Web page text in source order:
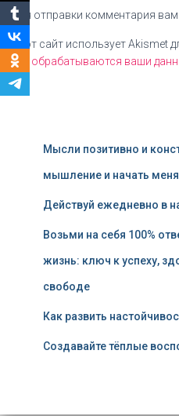
Для отправки комментария
Этот сайт использует Akismet
как обрабатываются ваши
Мысли позитивно и
мышление и начать
Действуй ежедневно в
Возьми на себя 100%
жизнь: ключ к успеху,
свободе
Как развить
Создавайте тёплые